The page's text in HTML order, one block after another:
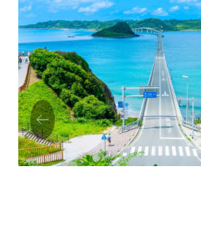
Prev
ious